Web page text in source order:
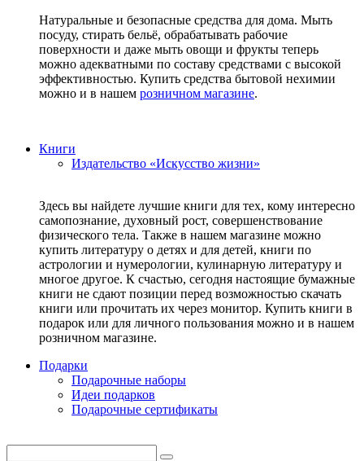
Натуральные и безопасные средства для дома. Мыть
посуду, стирать бельё, обрабатывать рабочие
поверхности и даже мыть овощи и фрукты теперь
можно адекватными по составу средствами с высокой
эффективностью. Купить средства бытовой нехимии
можно и в нашем розничном магазине.
Книги
Издательство «Искусство жизни»
Здесь вы найдете лучшие книги для тех, кому интересно
самопознание, духовный рост, совершенствование
физического тела. Также в нашем магазине можно
купить литературу о детях и для детей, книги по
астрологии и нумерологии, кулинарную литературу и
многое другое. К счастью, сегодня настоящие бумажные
книги не сдают позиции перед возможностью скачать
книги или прочитать их через монитор. Купить книги в
подарок или для личного пользования можно и в нашем
розничном магазине.
Подарки
Подарочные наборы
Идеи подарков
Подарочные сертификаты